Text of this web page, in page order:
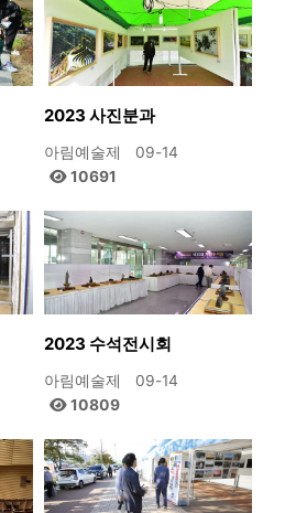
2023 사진분과
아림예술제
09-14
10691
2023 수석전시회
아림예술제
09-14
10809